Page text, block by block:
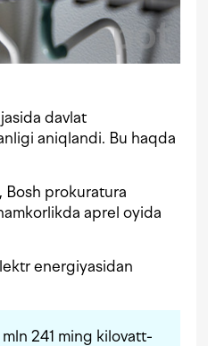
davlat
aniqlandi. Bu haqda
Bosh prokuratura
aprel oyida
energiyasidan
241 ming kilovatt-